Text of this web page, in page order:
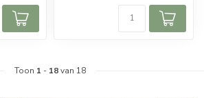
Toon 1 - 18van 18